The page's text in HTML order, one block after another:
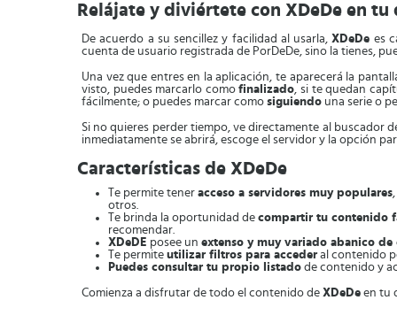
Relájate y diviértete con XDeDe en
De acuerdo a su sencillez y facilidad al usarla,XDeDe es
cuenta de usuario registrada de PorDeDe, sino la tienes,
Una vez que entres en la aplicación, te aparecerá la
visto, puedes marcarlo comofinalizado, si te quedan
fácilmente; o puedes marcar como siguiendo una serie o
Si no quieres perder tiempo, ve directamente al buscador
inmediatamente se abrirá, escoge el servidor y la opción
Características de XDeDe
Te permite tener acceso a servidores muy populares
otros.
Te brinda la oportunidad de compartir tu contenido
recomendar.
XDeDE posee un extenso y muy variado abanico
Te permite utilizar filtros para acceder al contenido
Puedes consultar tu propio listado de contenido y
Comienza a disfrutar de todo el contenido de XDeDe en tu